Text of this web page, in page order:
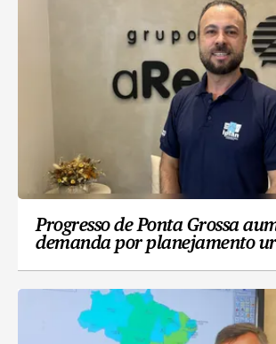
Progresso de Ponta Grossa
demanda por planejamento